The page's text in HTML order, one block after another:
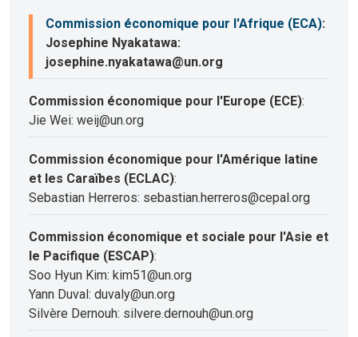
Commission économique pour l'Afrique (ECA):
Josephine Nyakatawa:
josephine.nyakatawa@un.org
Commission économique pour l'Europe (ECE):
Jie Wei: weij@un.org
Commission économique pour l'Amérique latine
et les Caraïbes (ECLAC):
Sebastian Herreros: sebastian.herreros@cepal.org
Commission économique et sociale pour l'Asie et
le Pacifique (ESCAP):
Soo Hyun Kim: kim51@un.org
Yann Duval: duvaly@un.org
Silvère Dernouh: silvere.dernouh@un.org